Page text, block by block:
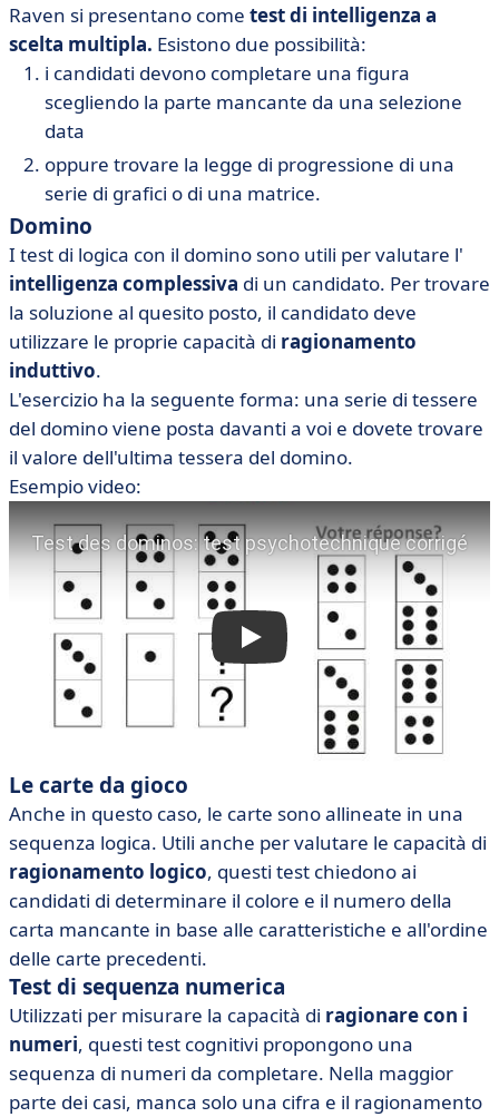
Raven si presentano come test di intelligenza a
scelta multipla. Esistono due possibilità:
i candidati devono completare una figura
scegliendo la parte mancante da una selezione
data
oppure trovare la legge di progressione di una
serie di grafici o di una matrice.
Domino
I test di logica con il domino sono utili per valutare l'
intelligenza complessiva di un candidato. Per trovare
la soluzione al quesito posto, il candidato deve
utilizzare le proprie capacità di ragionamento
induttivo.
L'esercizio ha la seguente forma: una serie di tessere
del domino viene posta davanti a voi e dovete trovare
il valore dell'ultima tessera del domino.
Esempio video:
Le carte da gioco
Anche in questo caso, le carte sono allineate in una
sequenza logica. Utili anche per valutare le capacità di
ragionamento logico, questi test chiedono ai
candidati di determinare il colore e il numero della
carta mancante in base alle caratteristiche e all'ordine
delle carte precedenti.
Test di sequenza numerica
Utilizzati per misurare la capacità di ragionare con i
numeri, questi test cognitivi propongono una
sequenza di numeri da completare. Nella maggior
parte dei casi, manca solo una cifra e il ragionamento